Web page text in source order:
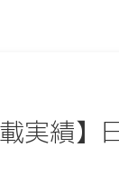
実績